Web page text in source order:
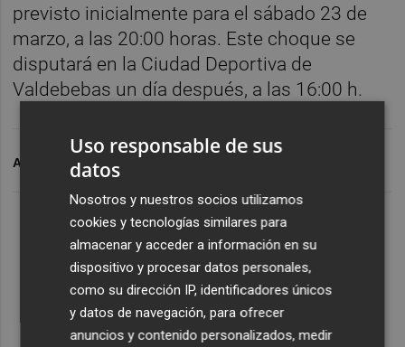
previsto inicialmente para el sábado 23 de
marzo, a las 20:00 horas. Este choque se
disputará en la Ciudad Deportiva de
Valdebebas un día después, a las 16:00 h.
ARCHIVADO EN
Uso responsable de sus
datos
Nosotros y nuestros socios utilizamos
cookies y tecnologías similares para
almacenar y acceder a información en su
dispositivo y procesar datos personales,
como su dirección IP, identificadores únicos
y datos de navegación, para ofrecer
anuncios y contenido personalizados, medir